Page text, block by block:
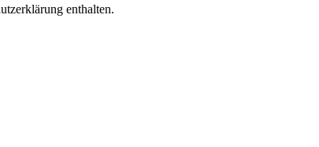
enthalten.